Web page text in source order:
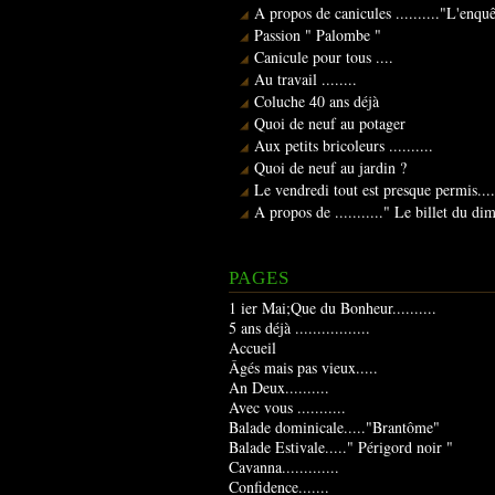
A propos de canicules
Passion " Palombe "
Canicule pour tous ....
Au travail ........
Coluche 40 ans déjà
Quoi de neuf au potager
Aux petits bricoleurs ..........
Quoi de neuf au jardin ?
Le vendredi tout est presque
A propos de ..........." Le billet du
PAGES
1 ier Mai;Que du Bonheur..........
5 ans déjà .................
Accueil
Âgés mais pas vieux.....
An Deux..........
Avec vous ...........
Balade dominicale....."Brantôme"
Balade Estivale....." Périgord noir "
Cavanna.............
Confidence.......